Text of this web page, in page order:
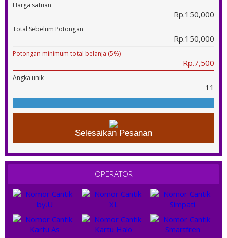
OPERATOR
Harga satuan
Rp.150,000
Total Sebelum Potongan
Rp.150,000
Potongan minimum total belanja (5%)
- Rp.7,500
Angka unik
11
Selesaikan Pesanan